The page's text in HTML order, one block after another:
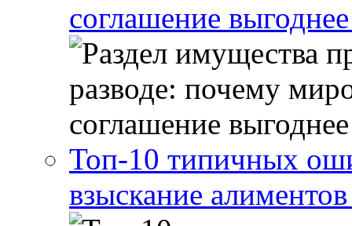
соглашение
Топ-10 типичных
взыскание